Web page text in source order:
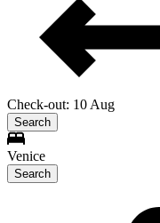
Check-out: 10 Aug
Search
Venice
Search